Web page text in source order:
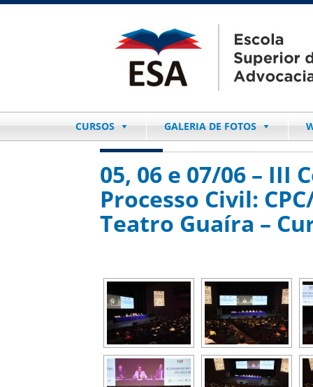
CURSOS GALERIA DE FOTOS
05, 06 e 07/06 – III
Processo Civil:
Teatro Guaíra –